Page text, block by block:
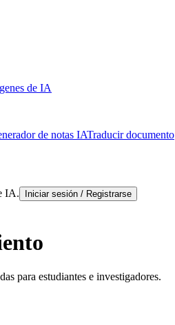
de IA
de notas IATraducir documento
IA.
Iniciar sesión / Registrarse
para estudiantes e investigadores.